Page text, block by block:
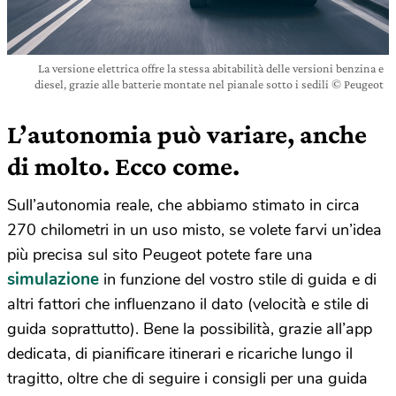
La versione elettrica offre la stessa abitabilità delle versioni benzina e
diesel, grazie alle batterie montate nel pianale sotto i sedili © Peugeot
L’autonomia può variare, anche
di molto. Ecco come.
Sull’autonomia reale, che abbiamo stimato in circa
270 chilometri in un uso misto, se volete farvi un’idea
più precisa sul sito Peugeot potete fare una
simulazione in funzione del vostro stile di guida e di
altri fattori che influenzano il dato (velocità e stile di
guida soprattutto). Bene la possibilità, grazie all’app
dedicata, di pianificare itinerari e ricariche lungo il
tragitto, oltre che di seguire i consigli per una guida